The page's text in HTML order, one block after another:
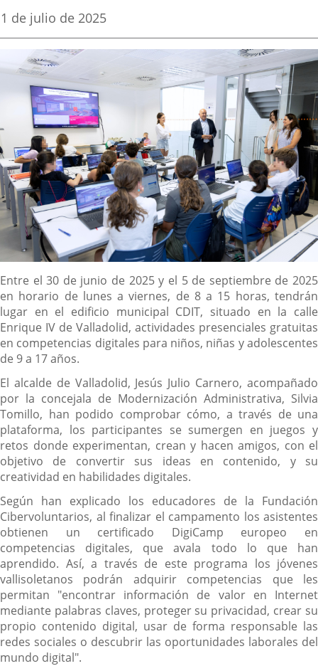
aplicación
externa.
aplicación
externa.
Fecha
la
noticia
1 de julio de 2025
Descripción
Entre el 30 de junio de 2025 y el 5 de septiembre de 2025
en horario de lunes a viernes, de 8 a 15 horas, tendrán
lugar en el edificio municipal CDIT, situado en la calle
Enrique IV de Valladolid, actividades presenciales gratuitas
en competencias digitales para niños, niñas y adolescentes
de 9 a 17 años.
El alcalde de Valladolid, Jesús Julio Carnero, acompañado
por la concejala de Modernización Administrativa, Silvia
Tomillo, han podido comprobar cómo, a través de una
plataforma, los participantes se sumergen en juegos y
retos donde experimentan, crean y hacen amigos, con el
objetivo de convertir sus ideas en contenido, y su
creatividad en habilidades digitales.
Según han explicado los educadores de la Fundación
Cibervoluntarios, al finalizar el campamento los asistentes
obtienen un certificado DigiCamp europeo en
competencias digitales, que avala todo lo que han
aprendido. Así, a través de este programa los jóvenes
vallisoletanos podrán adquirir competencias que les
permitan "encontrar información de valor en Internet
mediante palabras claves, proteger su privacidad, crear su
propio contenido digital, usar de forma responsable las
redes sociales o descubrir las oportunidades laborales del
mundo digital".